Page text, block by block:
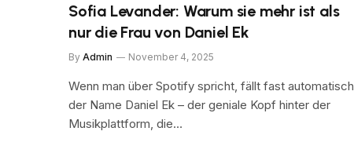
Sofia Levander: Warum sie mehr ist als
nur die Frau von Daniel Ek
By Admin November 4, 2025
Wenn man über Spotify spricht, fällt fast automatisch
der Name Daniel Ek – der geniale Kopf hinter der
Musikplattform, die…